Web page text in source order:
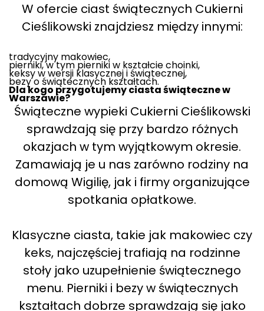
W ofercie ciast świątecznych Cukierni
Cieślikowski znajdziesz między innymi:
tradycyjny makowiec,
pierniki, w tym pierniki w kształcie choinki,
keksy w wersji klasycznej i świątecznej,
bezy o świątecznych kształtach.
Dla kogo przygotujemy ciasta świąteczne w
Warszawie?
Świąteczne wypieki Cukierni Cieślikowski
sprawdzają się przy bardzo różnych
okazjach w tym wyjątkowym okresie.
Zamawiają je u nas zarówno rodziny na
domową Wigilię, jak i firmy organizujące
spotkania opłatkowe.
Klasyczne ciasta, takie jak makowiec czy
keks, najczęściej trafiają na rodzinne
stoły jako uzupełnienie świątecznego
menu. Pierniki i bezy w świątecznych
kształtach dobrze sprawdzają się jako